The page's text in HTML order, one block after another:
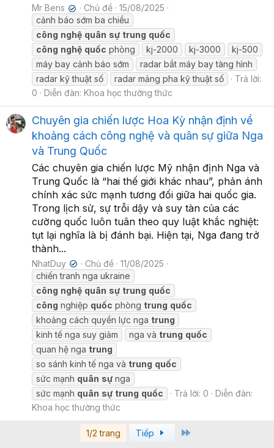
Mr Bens ✔ Chủ đề
15/08/2025
cảnh báo sớm ba chiều
công nghệ quân sự trung quốc
công nghệ quốc phòng kj-2000 kj-3000
kj-500
máy bay cảnh báo sớm
radar bắt máy bay tàng hình
radar kỹ thuật số
radar mảng pha kỹ thuật số
Trả lời:
0
Diễn đàn: Khoa học thường thức
Chuyên gia chiến lược Hoa Kỳ nhận định về
khoảng cách công nghệ và quân sự giữa Nga
và Trung Quốc
Các chuyên gia chiến lược Mỹ nhận định Nga và
Trung Quốc là “hai thế giới khác nhau”, phản ánh
chính xác sức mạnh tương đối giữa hai quốc gia.
Trong lịch sử, sự trỗi dậy và suy tàn của các
cường quốc luôn tuân theo quy luật khắc nghiệt:
tụt lại nghĩa là bị đánh bại. Hiện tại, Nga đang trở
thành...
NhatDuy ✔ Chủ đề
11/08/2025
chiến tranh nga ukraine
công nghệ quân sự trung quốc
công nghiệp quốc phòng trung quốc
khoảng cách quyền lực nga trung
kinh tế nga suy giảm
nga và trung quốc
quan hệ nga trung
so sánh kinh tế nga và trung quốc
sức mạnh quân sự nga
sức mạnh quân sự trung quốc Trả lời: 0
Diễn đàn:
Khoa học thường thức
1/2 trang Tiếp